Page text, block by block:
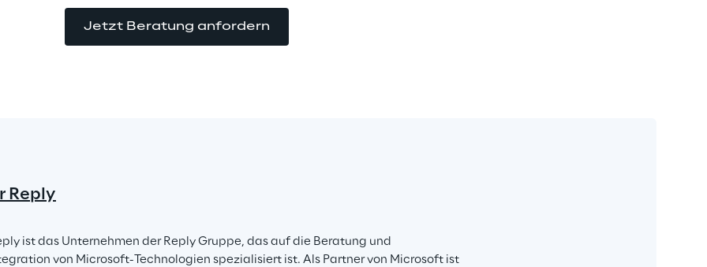
Jetzt Beratung anfordern
Reply
ist das Unternehmen der Reply Gruppe, das auf die Beratung und
von Microsoft-Technologien spezialisiert ist. Als Partner von Microsoft ist